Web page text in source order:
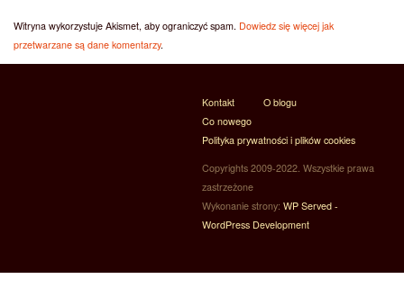
Witryna wykorzystuje Akismet, aby ograniczyć spam. Dowiedz się więcej jak
przetwarzane są dane komentarzy.
Kontakt
O blogu
Co nowego
Polityka prywatności i plików cookies
Copyrights 2009-2022. Wszystkie prawa
zastrzeżone
Wykonanie strony: WP Served -
WordPress Development